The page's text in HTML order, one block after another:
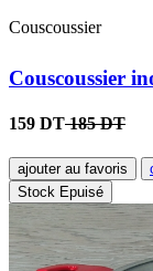
Couscoussier
Couscoussier
159 DT185 DT
ajouter au favoris
Stock Epuisé